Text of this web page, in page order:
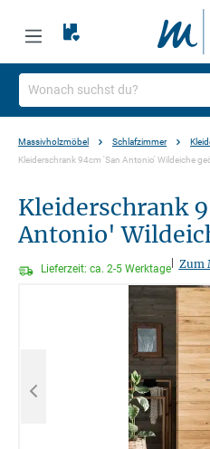
Massivholzmöbel Schlafzimmer
Kleiderschrank 94cm 'San Antonio' Wildeiche
Kleiderschrank
Antonio'
Lieferzeit: ca. 2-5 Werktage Zum
Bildergalerie überspringen